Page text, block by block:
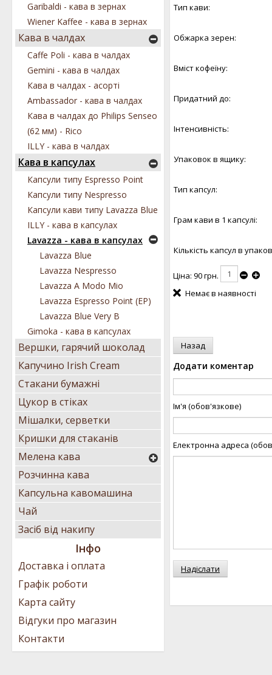
Тип кави:
Обжарка зерен:
Вміст кофеїну:
Придатний до:
Інтенсивність:
Упаковок в ящику:
Тип капсул:
Грам кави в 1 капсулі:
Кількість капсул в
Ціна: 90 грн.
Немає в наявності
Додати коментар
Ім'я (обов'язкове)
Електронна адреса
Надіслати
Garibaldi - кава в зернах
Wiener Kaffee - кава в зернах
Кава в чалдах
Caffe Poli - кава в чалдах
Gemini - кава в чалдах
Кава в чалдах - асорті
Ambassador - кава в чалдах
Кава в чалдах до Philips Senseo
(62 мм) - Rico
ILLY - кава в чалдах
Кава в капсулах
Капсули типу Espresso Point
Капсули типу Nespresso
Капсули кави типу Lavazza Blue
ILLY - кава в капсулах
Lavazza - кава в капсулах
Lavazza Blue
Lavazza Nespresso
Lavazza А Modo Mio
Lavazza Espresso Point (EP)
Lavazza Blue Very B
Gimoka - кава в капсулах
Вершки, гарячий шоколад
Капучино Irish Cream
Стакани бумажні
Цукор в стіках
Мішалки, серветки
Кришки для стаканів
Мелена кава
Розчинна кава
Капсульна кавомашина
Чай
Засіб від накипу
Інфо
Доставка і оплата
Графік роботи
Карта сайту
Відгуки про магазин
Контакти